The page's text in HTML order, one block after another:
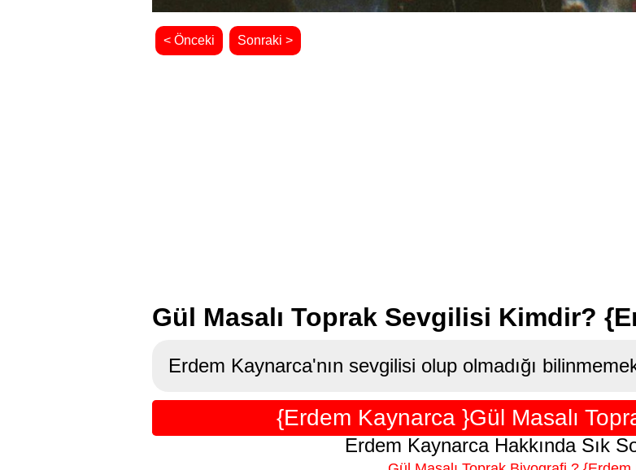
< Önceki Sonraki >
Gül Masalı Toprak Sevgilisi Kimdir?
Erdem Kaynarca'nın sevgilisi olup olmadığı
{Erdem Kaynarca }Gül Masalı
Erdem Kaynarca Hakkında Sık